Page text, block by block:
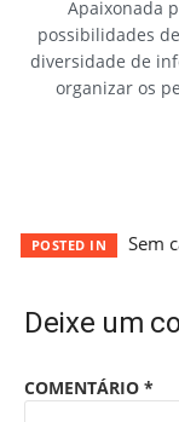
Apaixonada
possibilidades
diversidade de
organizar os
POSTED IN Sem
Deixe um
COMENTÁRIO *